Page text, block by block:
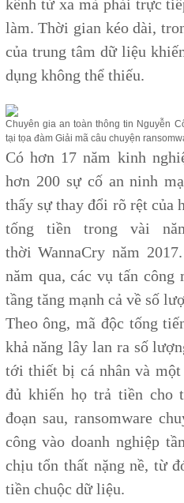
kênh từ xa mà phải trực
làm. Thời gian kéo dài,
của trung tâm dữ liệu
dụng không thể thiếu.
Chuyên gia an toàn thông tin Nguyễn
tại tọa đàm Giải mã câu chuyện
Có hơn 17 năm kinh
hơn 200 sự cố an ninh
thấy sự thay đổi rõ rệt của
tống tiền trong vài
thời WannaCry năm
năm qua, các vụ tấn
tầng tăng mạnh cả về số
Theo ông, mã độc tống
khả năng lây lan ra số
tới thiết bị cá nhân và
đủ khiến họ trả tiền cho
đoạn sau, ransomware
công vào doanh nghiệp
chịu tổn thất nặng nề, từ
tiền chuộc dữ liệu.